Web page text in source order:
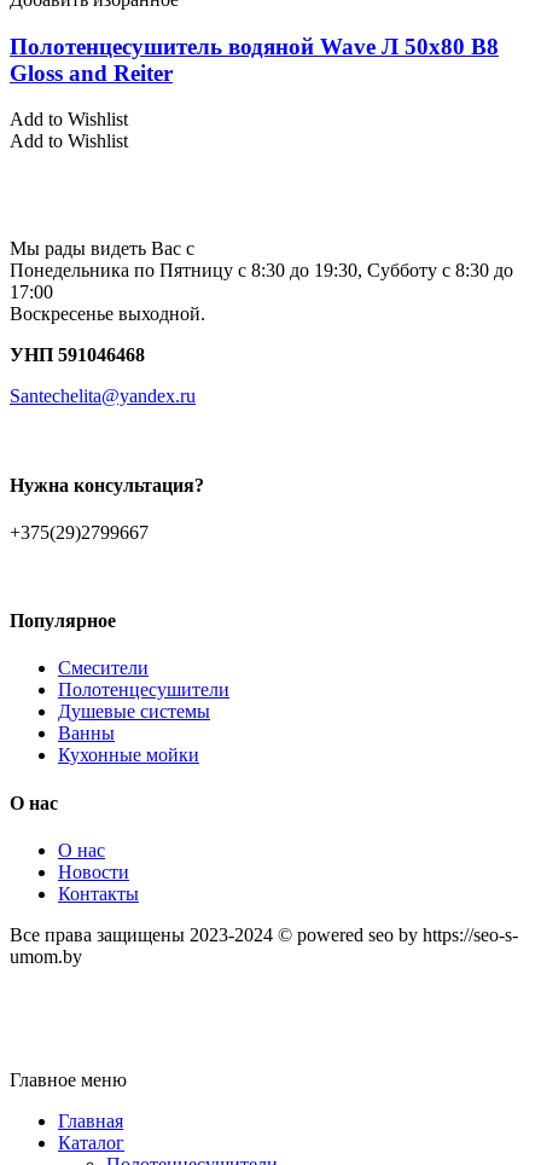
Полотенцесушитель водяной Wave Л 50х80 В8
Gloss and Reiter
Add to Wishlist
Add to Wishlist
Мы рады видеть Вас с
Понедельника по Пятницу с 8:30 до 19:30, Субботу с 8:30 до
17:00
Воскресенье выходной.
УНП 591046468
Santechelita@yandex.ru
Нужна консультация?
+375(29)2799667
Популярное
Смесители
Полотенцесушители
Душевые системы
Ванны
Кухонные мойки
О нас
О нас
Новости
Контакты
Все права защищены 2023-2024 © powered seo by https://seo-s-
umom.by
Главное меню
Главная
Каталог